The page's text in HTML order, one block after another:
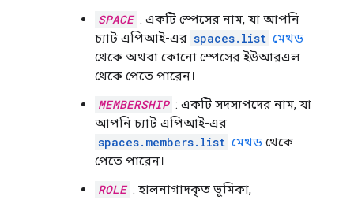
SPACE : একটি স্পেসের নাম, যা আপনি
চ্যাট এপিআই-এর spaces.list মেথড
থেকে অথবা কোনো স্পেসের ইউআরএল
থেকে পেতে পারেন।
MEMBERSHIP : একটি সদস্যপদের নাম, যা
আপনি চ্যাট এপিআই-এর
spaces.members.list মেথড থেকে
পেতে পারেন।
ROLE : হালনাগাদকৃত ভূমিকা,